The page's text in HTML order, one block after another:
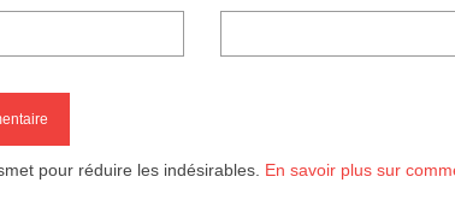
pour réduire les indésirables. En savoir plus sur